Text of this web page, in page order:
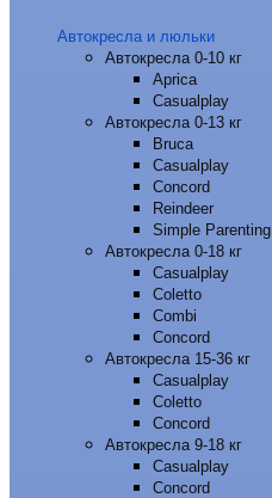
Автокресла и люльки
Автокресла 0-10 кг
Aprica
Casualplay
Автокресла 0-13 кг
Bruca
Casualplay
Concord
Reindeer
Simple Parenting
Автокресла 0-18 кг
Casualplay
Coletto
Combi
Concord
Автокресла 15-36 кг
Casualplay
Coletto
Concord
Автокресла 9-18 кг
Casualplay
Concord